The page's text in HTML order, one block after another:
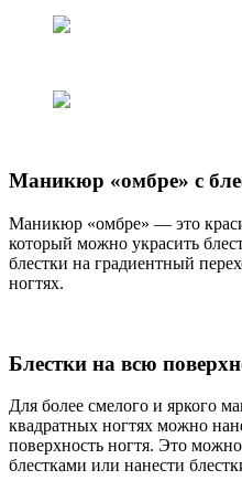
Маникюр «омбре» с
Маникюр «омбре» — это
который можно украсить
блестки на градиентный
ногтях.
Блестки на всю
Для более смелого и яркого
квадратных ногтях можно
поверхность ногтя. Это
блестками или нанести